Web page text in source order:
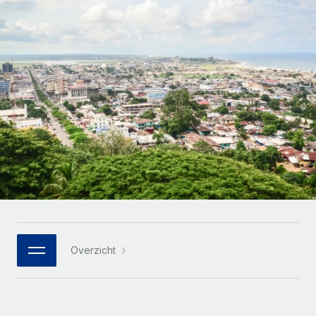
Zzp'ers internationaal onboarden en beheren
PEO
Ingewikkelde HR-taken eenvoudig uitbesteden
INFRASTRUCTUUR
Remote Embedded
HR naadloos in workflows integreren
Platform
Ingebouwde essentiële HR-functies voor je team
Integraties
GROEIFASE
Start-ups
Flexibele global HR en payroll solutions voor groeiende
bedrijven
Mid-market
Teams uitbreiden met HR solutions op maat
Enterprise
Global HR voor grote bedrijven
WERK MET ONS SAMEN
Strategische technologiepartners
Ontdek valuta-opties en betaalsnelheden voor
LEREN MET REMOTE
Onderzoek en gidsen
Casestudy's
HR-woordenlijst
Checklists en templates
Webinars
Nederlands
Français
Deutsch
Español
Italiano
Português (Portugal)
日本語
한국어
Inloggen
Overzicht